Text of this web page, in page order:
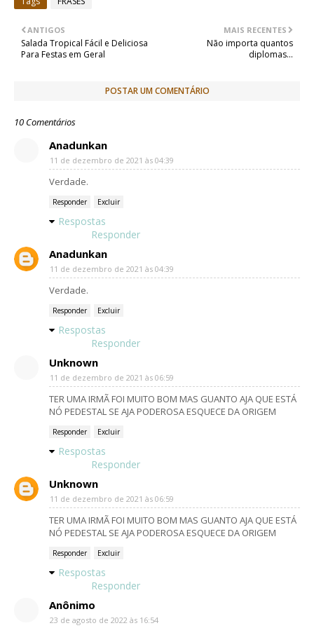
t
t
r
k
e
p
MAIS RECENTES
Não importa quantos
diplomas...
ANTIGOS
Salada Tropical Fácil e Deliciosa
Para Festas em Geral
POSTAR UM COMENTÁRIO
10 Comentários
Anadunkan
11 de dezembro de 2021 às 04:39
Verdade.
Responder Excluir
Respostas
Responder
Anadunkan
11 de dezembro de 2021 às 04:39
Verdade.
Responder Excluir
Respostas
Responder
Unknown
11 de dezembro de 2021 às 06:59
TER UMA IRMÃ FOI MUITO BOM MAS GUANTO AJA QUE ESTÁ
NÓ PEDESTAL SE AJA PODEROSA ESQUECE DA ORIGEM
Responder Excluir
Respostas
Responder
Unknown
11 de dezembro de 2021 às 06:59
TER UMA IRMÃ FOI MUITO BOM MAS GUANTO AJA QUE ESTÁ
NÓ PEDESTAL SE AJA PODEROSA ESQUECE DA ORIGEM
Responder Excluir
Respostas
Responder
Anônimo
23 de agosto de 2022 às 16:54